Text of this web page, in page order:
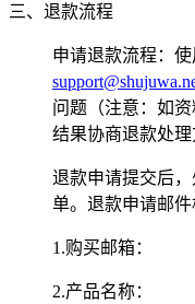
三、退款流程
申请退款流程：
问题（注意：如
结果协商退款处
退款申请提交后
单。退款申请邮件
1.购买邮箱：
2.产品名称：